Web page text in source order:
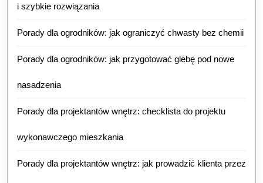
i szybkie rozwiązania
Porady dla ogrodników: jak ograniczyć chwasty bez chemii
Porady dla ogrodników: jak przygotować glebę pod nowe
nasadzenia
Porady dla projektantów wnętrz: checklista do projektu
wykonawczego mieszkania
Porady dla projektantów wnętrz: jak prowadzić klienta przez